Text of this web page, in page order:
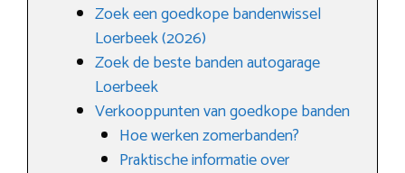
Zoek een goedkope bandenwissel
Loerbeek (2026)
Zoek de beste banden autogarage
Loerbeek
Verkooppunten van goedkope banden
Hoe werken zomerbanden?
Praktische informatie over